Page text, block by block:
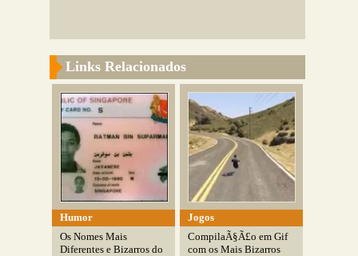
Links Relacionados
Humor
Os Nomes Mais
Diferentes e Bizarros do
Jogos
CompilaÃ§Ã£o em Gif
com os Mais Bizarros